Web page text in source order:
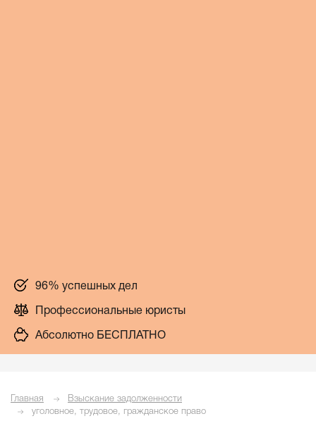
96% успешных дел
Профессиональные юристы
Абсолютно БЕСПЛАТНО
Главная
Взыскание задолженности
уголовное, трудовое, гражданское право